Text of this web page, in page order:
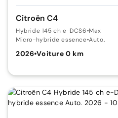
Citroën C4
Hybride 145 ch e-DCS6•Max
Micro-hybride essence•Auto.
2026•Voiture 0 km